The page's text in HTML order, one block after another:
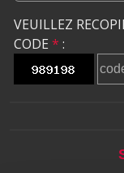
VEUILLEZ
CODE * :